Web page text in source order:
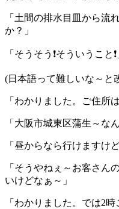
「土間の排水目皿から流
か？」
「そうそう❗そういうこと❗
(日本語って難しいな～と
「わかりました。ご住所
「大阪市城東区蒲生～な
「昼からなら行けますけ
「そうやねぇ～お客さん
いけどなぁ～」
「わかりました。では2